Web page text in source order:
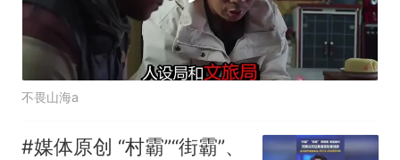
不畏山海a
#媒体原创 “村霸”“街霸”、